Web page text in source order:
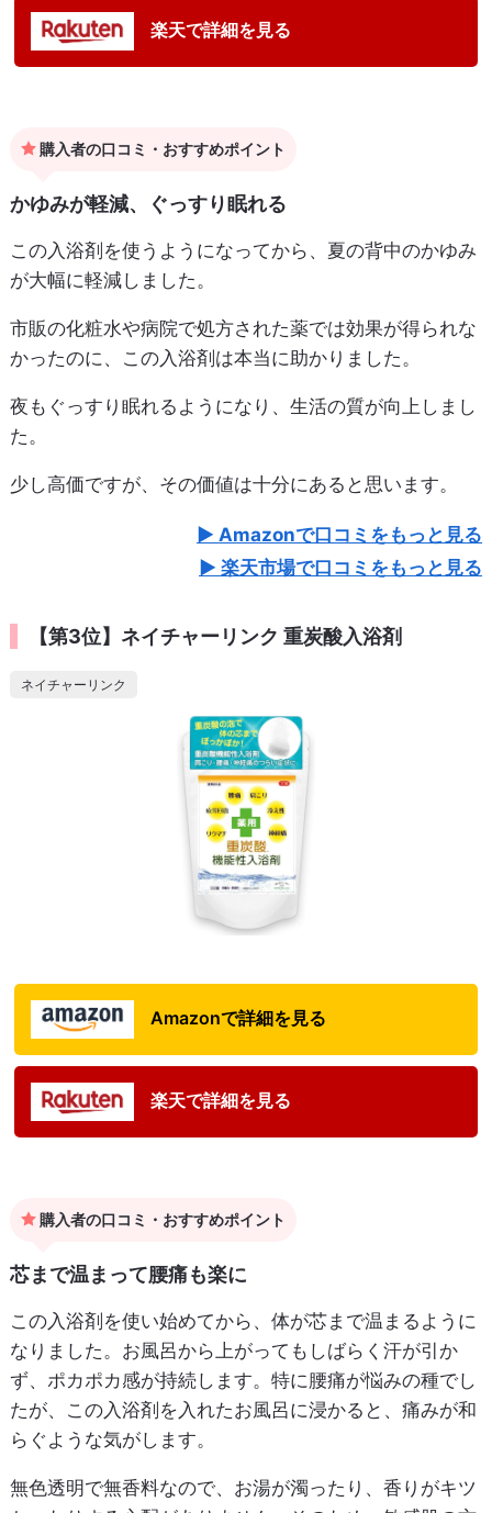
楽天で詳細を見る
購入者の口コミ・おすすめポイント
かゆみが軽減、ぐっすり眠れる
この入浴剤を使うようになってから、夏の背中のかゆみ
が大幅に軽減しました。
市販の化粧水や病院で処方された薬では効果が得られな
かったのに、この入浴剤は本当に助かりました。
夜もぐっすり眠れるようになり、生活の質が向上しまし
た。
少し高価ですが、その価値は十分にあると思います。
Amazonで口コミをもっと見る
楽天市場で口コミをもっと見る
【第3位】ネイチャーリンク 重炭酸入浴剤
ネイチャーリンク
Amazonで詳細を見る
楽天で詳細を見る
購入者の口コミ・おすすめポイント
芯まで温まって腰痛も楽に
この入浴剤を使い始めてから、体が芯まで温まるように
なりました。お風呂から上がってもしばらく汗が引か
ず、ポカポカ感が持続します。特に腰痛が悩みの種でし
たが、この入浴剤を入れたお風呂に浸かると、痛みが和
らぐような気がします。
無色透明で無香料なので、お湯が濁ったり、香りがキツ